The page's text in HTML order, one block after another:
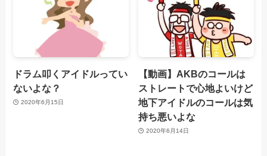
ドラム叩くアイドルってい
ないよな？
2020年6月15日
【動画】AKBのコールは
ストレートで心地よいけど
地下アイドルのコールは気
持ち悪いよな
2020年6月14日